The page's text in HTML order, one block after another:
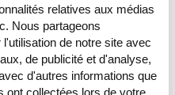
relatives aux médias
Nous partageons
de notre site avec
de publicité et d'analyse,
d'autres informations que
ont collectées lors de votre